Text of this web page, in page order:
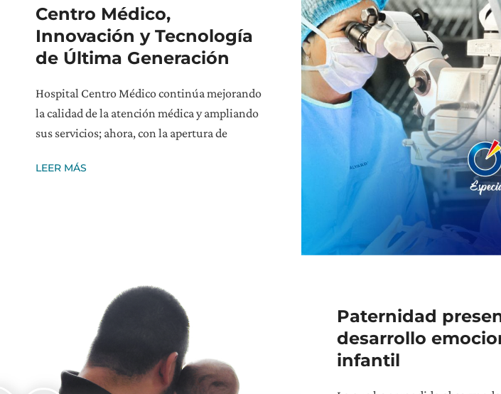
Centro Médico,
Innovación y Tecnología
de Última Generación
Hospital Centro Médico continúa mejorando
la calidad de la atención médica y ampliando
sus servicios; ahora, con la apertura de
LEER MÁS
Paternidad
desarrollo
infantil